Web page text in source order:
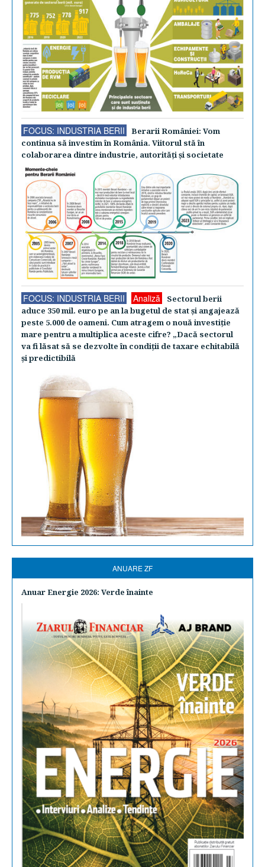
FOCUS: INDUSTRIA BERII
Berarii României: Vom
continua să investim în România. Viitorul stă în
colaborarea dintre industrie, autorităţi şi societate
FOCUS: INDUSTRIA BERII Analiză
Sectorul berii
aduce 350 mil. euro pe an la bugetul de stat şi angajează
peste 5.000 de oameni. Cum atragem o nouă investiţie
mare pentru a multiplica aceste cifre? „Dacă sectorul
va fi lăsat să se dezvolte în condiţii de taxare echitabilă
şi predictibilă
ANUARE ZF
Anuar Energie 2026: Verde înainte